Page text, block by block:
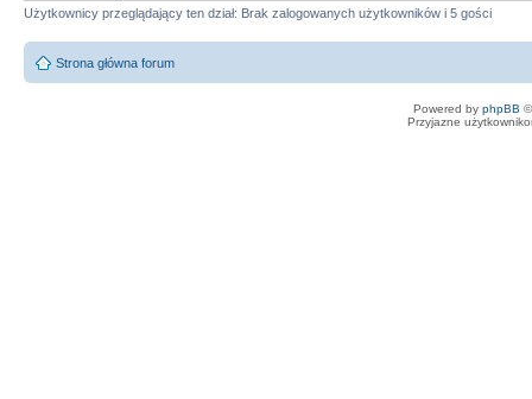
Użytkownicy przeglądający ten dział: Brak zalogowanych użytkowników i 5 gości
Strona główna forum
Powered by phpBB
Przyjazne